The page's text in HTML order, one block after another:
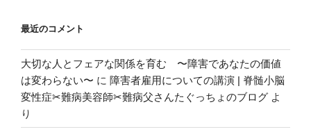
最近のコメント
大切な人とフェアな関係を育む 〜障害であなたの価値
は変わらない〜 に 障害者雇用についての講演 | 脊髄小脳
変性症✂︎難病美容師✂︎難病父さんたぐっちょのブログ よ
り